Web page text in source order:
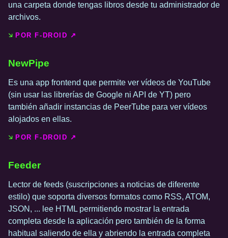
una carpeta donde tengas libros desde tu administrador de
archivos.
POR F-DROID ↗️
NewPipe
Es una app frontend que permite ver vídeos de YouTube
(sin usar las librerías de Google ni API de YT) pero
también añadir instancias de PeerTube para ver vídeos
alojados en ellas.
POR F-DROID ↗️
Feeder
Lector de feeds (suscripciones a noticias de diferente
estilo) que soporta diversos formatos como RSS, ATOM,
JSON, ... lee HTML permitiendo mostrar la entrada
completa desde la aplicación pero también de la forma
habitual saliendo de ella y abriendo la entrada completa